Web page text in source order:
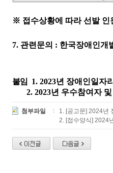
※ 접수상황에 따라 선발
7. 관련문의 : 한국장애인개
붙임 1. 2023년 장애인일자
2. 2023년 우수참여자
첨부파일
1. [공고문] 2024년
2. [접수양식] 2024